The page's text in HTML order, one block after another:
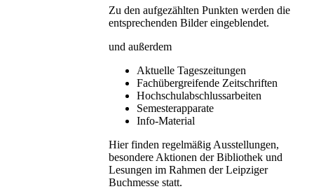
Zu den aufgezählten Punkten werden die
entsprechenden Bilder eingeblendet.
und außerdem
Aktuelle Tageszeitungen
Fachübergreifende Zeitschriften
Hochschulabschlussarbeiten
Semesterapparate
Info-Material
Hier finden regelmäßig Ausstellungen,
besondere Aktionen der Bibliothek und
Lesungen im Rahmen der Leipziger
Buchmesse statt.